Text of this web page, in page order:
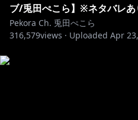
ブ/兎田ぺこら】※ネタバレあ
Pekora Ch. 兎田ぺこら
316,579views · Uploaded Apr